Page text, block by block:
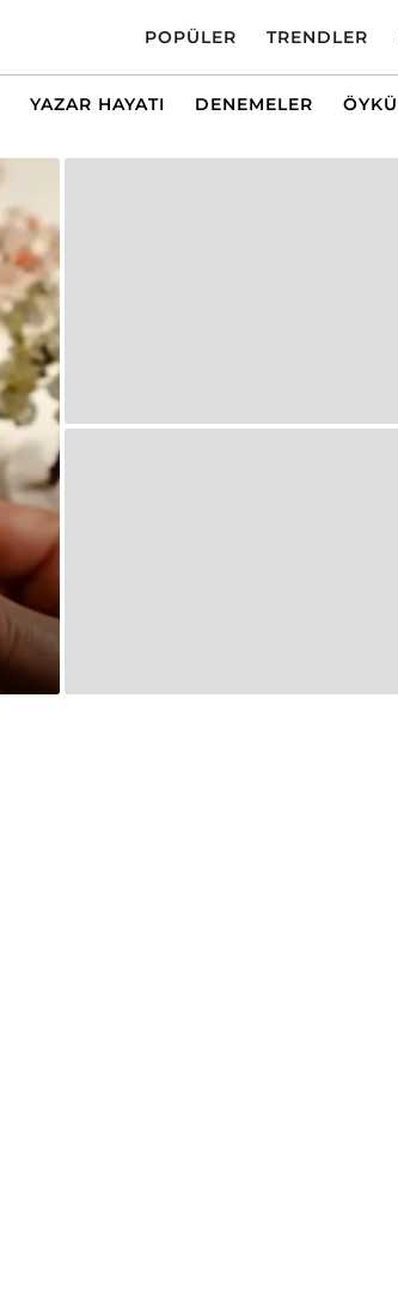
POPÜLER TRENDLER
YAZAR HAYATI DENEMELER ÖYKÜ